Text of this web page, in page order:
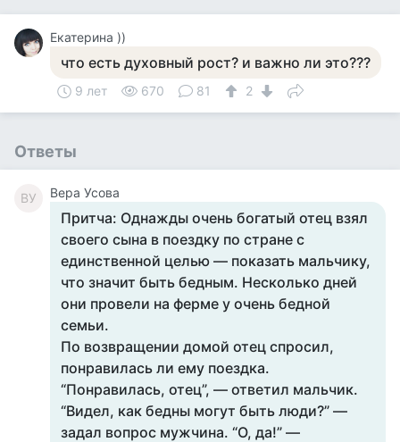
Екатерина ))
что есть духовный рост? и важно ли это???
9 лет 670 81 2
Ответы
ВУ Вера Усова
Притча: Однажды очень богатый отец взял
своего сына в поездку по стране с
единственной целью — показать мальчику,
что значит быть бедным. Несколько дней
они провели на ферме у очень бедной
семьи.
По возвращении домой отец спросил,
понравилась ли ему поездка.
“Понравилась, отец”, — ответил мальчик.
“Видел, как бедны могут быть люди?” —
задал вопрос мужчина. “О, да!” —